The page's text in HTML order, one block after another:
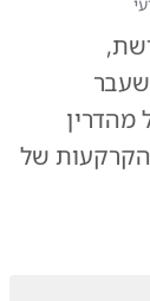
לשעבר
מהדרין
של